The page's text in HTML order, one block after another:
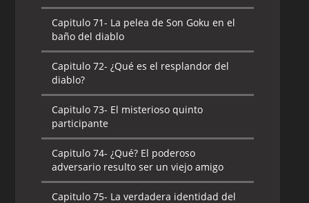
Capitulo 71- La pelea de Son Goku en el
baño del diablo
Capitulo 72- ¿Qué es el resplandor del
diablo?
Capitulo 73- El misterioso quinto
participante
Capitulo 74- ¿Qué? El poderoso
adversario resulto ser un viejo amigo
Capitulo 75- La verdadera identidad del